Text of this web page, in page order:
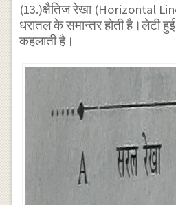
(13.)क्षैतिज रेखा (Horizontal
धरातल के समान्तर होती है।लेटी
कहलाती है।